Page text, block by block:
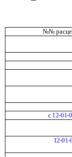
№№
с 12-01-
12-01-